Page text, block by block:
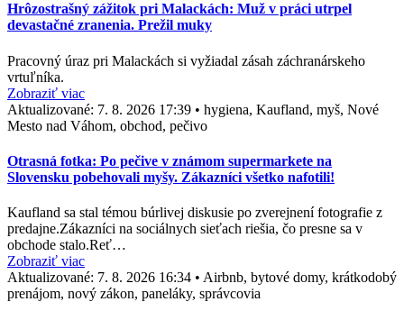
Hrôzostrašný zážitok pri Malackách: Muž v práci utrpel
devastačné zranenia. Prežil muky
Pracovný úraz pri Malackách si vyžiadal zásah záchranárskeho
vrtuľníka.
Zobraziť viac
Aktualizované: 7. 8. 2026 17:39 • hygiena, Kaufland, myš, Nové
Mesto nad Váhom, obchod, pečivo
Otrasná fotka: Po pečive v známom supermarkete na
Slovensku pobehovali myšy. Zákazníci všetko nafotili!
Kaufland sa stal témou búrlivej diskusie po zverejnení fotografie z
predajne.Zákazníci na sociálnych sieťach riešia, čo presne sa v
obchode stalo.Reť…
Zobraziť viac
Aktualizované: 7. 8. 2026 16:34 • Airbnb, bytové domy, krátkodobý
prenájom, nový zákon, paneláky, správcovia